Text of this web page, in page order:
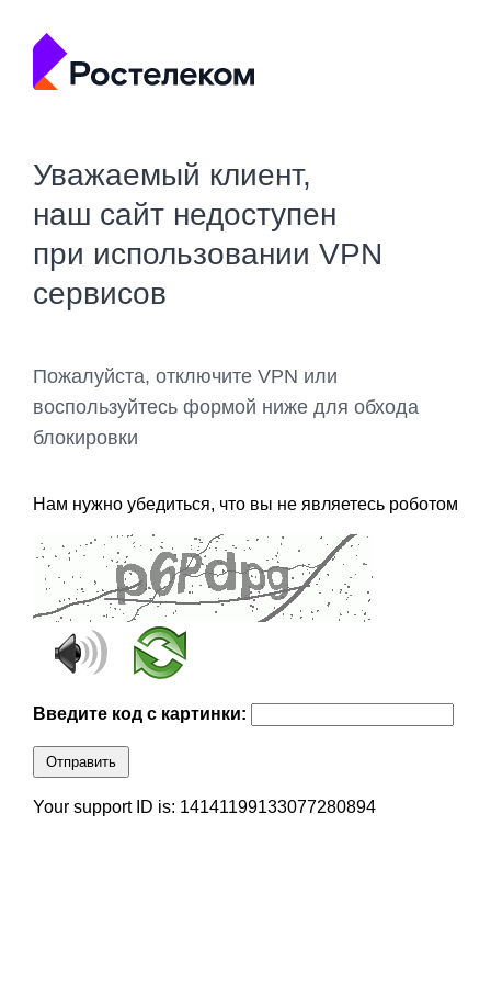
Уважаемый клиент,
наш сайт недоступен
при использовании VPN
сервисов
Пожалуйста, отключите VPN или
воспользуйтесь формой ниже для обхода
блокировки
Нам нужно убедиться, что вы не являетесь роботом
Введите код с картинки:
Отправить
Your support ID is: 14141199133077280894